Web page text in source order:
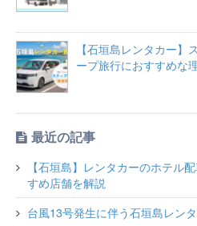
【石垣島レンタカー】
ープ旅行におすすめな
最近の記事
【石垣島】レンタカーのホテル
すめ店舗を解説
台風13号発生に伴う石垣島レン